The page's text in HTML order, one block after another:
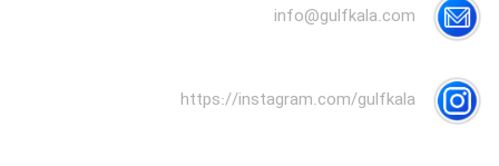
info@gulfkala.com
https://instagram.com/gulfkala